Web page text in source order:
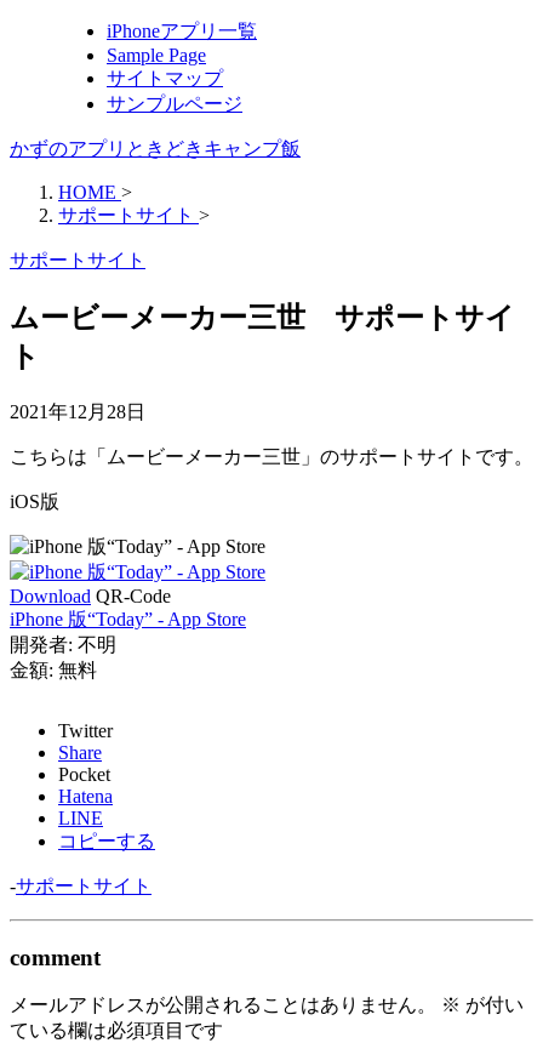
iPhoneアプリ一覧
Sample Page
サイトマップ
サンプルページ
かずのアプリときどきキャンプ飯
HOME >
サポートサイト >
サポートサイト
ムービーメーカー三世 サポートサイ
ト
2021年12月28日
こちらは「ムービーメーカー三世」のサポートサイトです。
iOS版
Download QR-Code
iPhone 版“Today” - App Store
開発者: 不明
金額: 無料
Twitter
Share
Pocket
Hatena
LINE
コピーする
-サポートサイト
comment
メールアドレスが公開されることはありません。 ※ が付い
ている欄は必須項目です